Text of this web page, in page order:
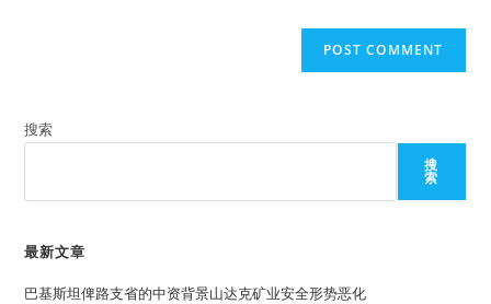
搜索
搜
索
最新文章
巴基斯坦俾路支省的中资背景山达克矿业安全形势恶化